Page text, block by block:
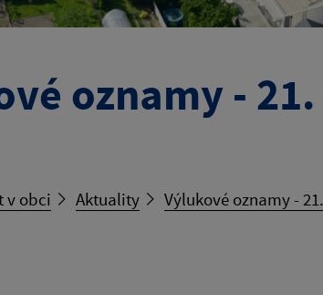
oznamy -
v obci Aktuality Výlukové oznamy -